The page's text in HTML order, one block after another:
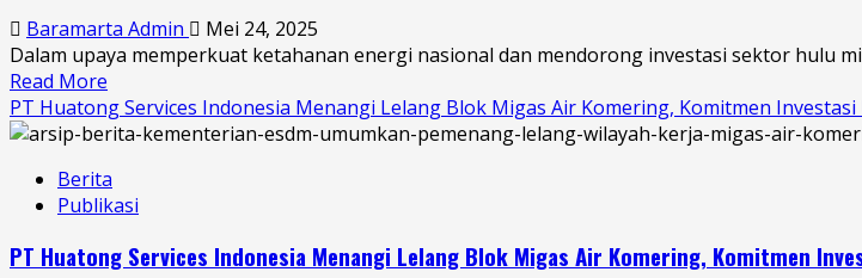
Dorong
Lifting
Nasional
hingga
Juta
Barel
per
Baramarta Admin
Mei 24, 2025
Dalam upaya memperkuat ketahanan energi nasional dan mendorong investasi sektor hulu
Read More
more
about
Buka
Lelang
Blok
PT Huatong Services Indonesia Menangi Lelang Blok Migas Air Komering, Komitmen Investasi
Berita
Publikasi
PT Huatong Services Indonesia Menangi Lelang Blok Migas Air Komering, Komitmen